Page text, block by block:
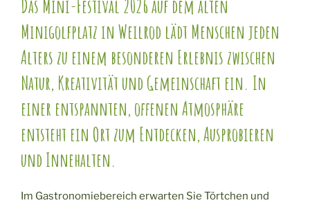
Das Mini-Festival 2026 auf dem alten
Minigolfplatz in Weilrod lädt Menschen jeden
Alters zu einem besonderen Erlebnis zwischen
Natur, Kreativität und Gemeinschaft ein. In
einer entspannten, offenen Atmosphäre
entsteht ein Ort zum Entdecken, Ausprobieren
und Innehalten.
Im Gastronomiebereich erwarten Sie Törtchen und